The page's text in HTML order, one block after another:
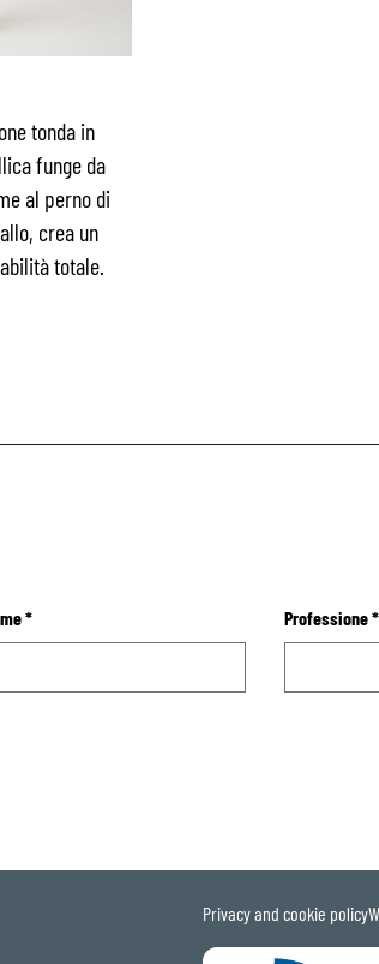
tonda in
funge da
al perno di
crea un
totale.
* Professione*
Privacy and cookie policy